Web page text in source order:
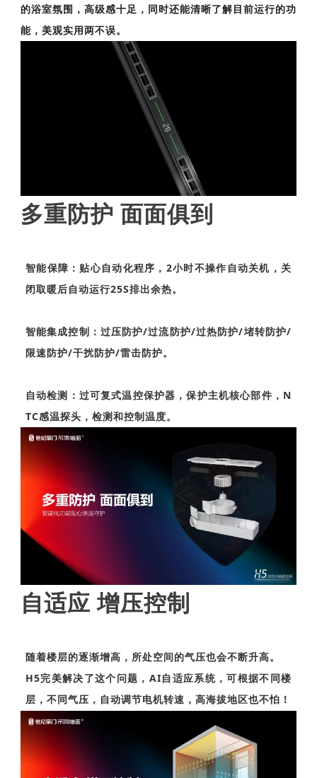
的浴室氛围，高级感十足，同时还能清晰了解目前运行的功
能，美观实用两不误。
多重防护 面面俱到
智能保障：贴心自动化程序，2小时不操作自动关机，关
闭取暖后自动运行25S排出余热。
智能集成控制：过压防护/过流防护/过热防护/堵转防护/
限速防护/干扰防护/雷击防护。
自动检测：过可复式温控保护器，保护主机核心部件，N
TC感温探头，检测和控制温度。
自适应 增压控制
随着楼层的逐渐增高，所处空间的气压也会不断升高。
H5完美解决了这个问题，AI自适应系统，可根据不同楼
层，不同气压，自动调节电机转速，高海拔地区也不怕！